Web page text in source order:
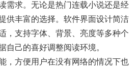
需求。无论是热门连载小说还是经
供丰富的选择。软件界面设计简洁
，支持字体、背景、亮度等多种个
自己的喜好调整阅读环境。
，方便用户在没有网络的情况下也